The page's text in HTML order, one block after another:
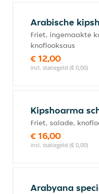
Arabische
Friet, ingemaakte
knoflooksaus
€ 12,00
incl. statiegeld (€ 0,00)
Kipshoarma
Friet, salade,
€ 16,00
incl. statiegeld (€ 0,00)
Arabyana